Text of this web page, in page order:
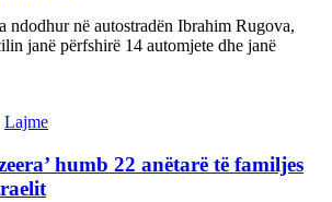
ndodhur në autostradën Ibrahim Rugova,
janë përfshirë 14 automjete dhe janë
Lajme
humb 22 anëtarë të familjes